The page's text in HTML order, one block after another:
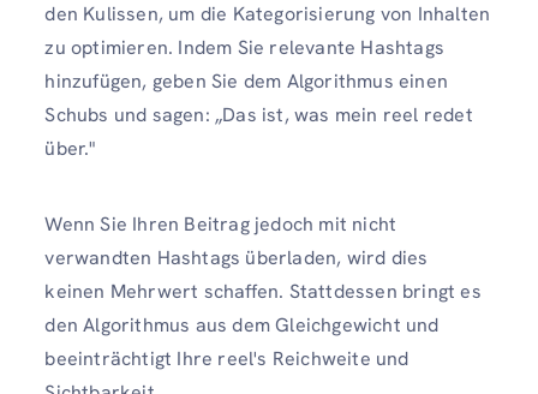
den Kulissen, um die Kategorisierung von Inhalten
zu optimieren. Indem Sie relevante Hashtags
hinzufügen, geben Sie dem Algorithmus einen
Schubs und sagen: „Das ist, was mein reel redet
über."
Wenn Sie Ihren Beitrag jedoch mit nicht
verwandten Hashtags überladen, wird dies
keinen Mehrwert schaffen. Stattdessen bringt es
den Algorithmus aus dem Gleichgewicht und
beeinträchtigt Ihre reel's Reichweite und